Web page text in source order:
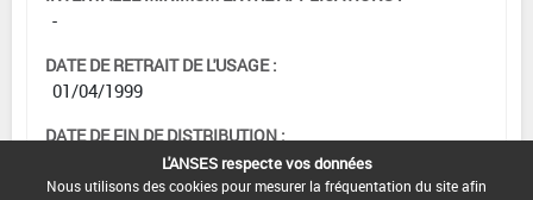
-
DATE DE RETRAIT DE L'USAGE :
01/04/1999
DATE DE FIN DE DISTRIBUTION :
L'ANSES respecte vos données
Nous utilisons des cookies pour mesurer la fréquentation du site afin